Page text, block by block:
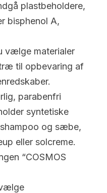
plastbeholdere,
bisphenol A,
vælge materialer
til opbevaring af
parabenfri
syntetiske
og sæbe,
eller solcreme.
“COSMOS